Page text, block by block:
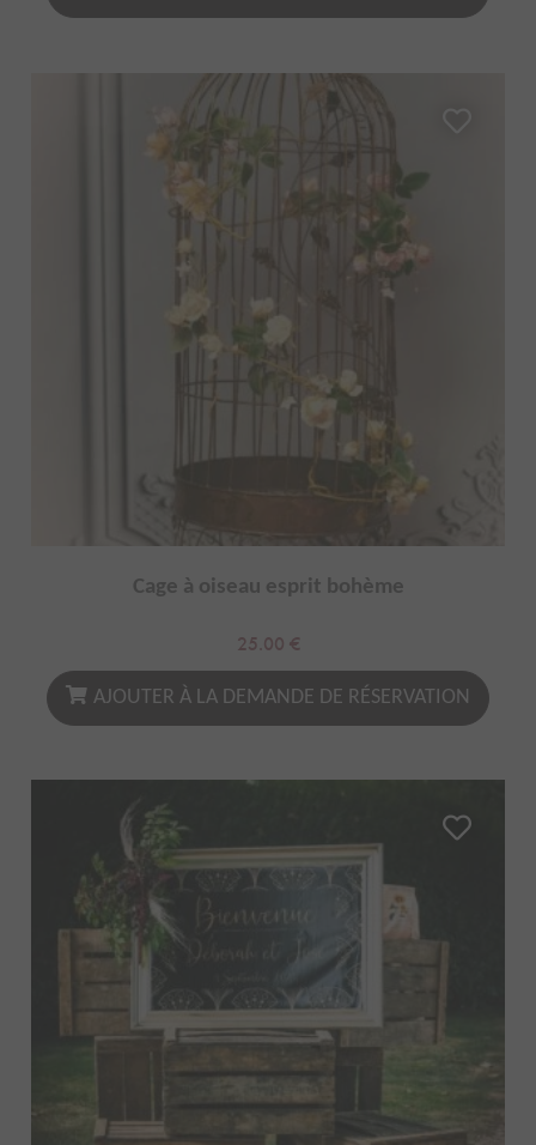
Cage à oiseau esprit bohème
25.00 €
AJOUTER À LA DEMANDE DE RÉSERVATION